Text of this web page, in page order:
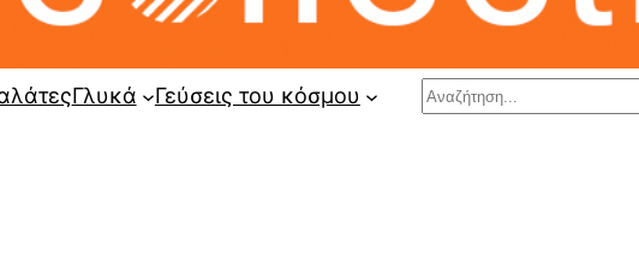
Γλυκά Γεύσεις του κόσμου Search